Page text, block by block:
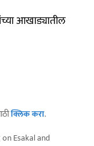
आखाड्यातील
क्लिक करा.
Esakal and